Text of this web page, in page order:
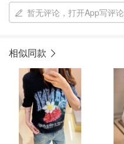
暂无评论，打开App写评论
相似同款